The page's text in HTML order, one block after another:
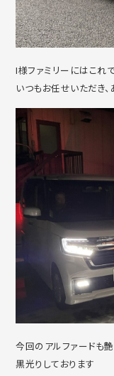
I様ファミリーにはこれ
いつもお任せいただき、
今回のアルファードも
黒光りしております